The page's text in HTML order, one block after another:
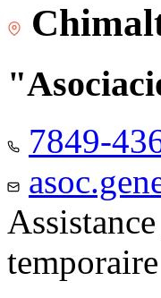
7849-